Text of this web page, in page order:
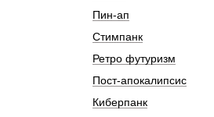
Пин-ап
Стимпанк
Ретро футуризм
Пост-апокалипсис
Киберпанк